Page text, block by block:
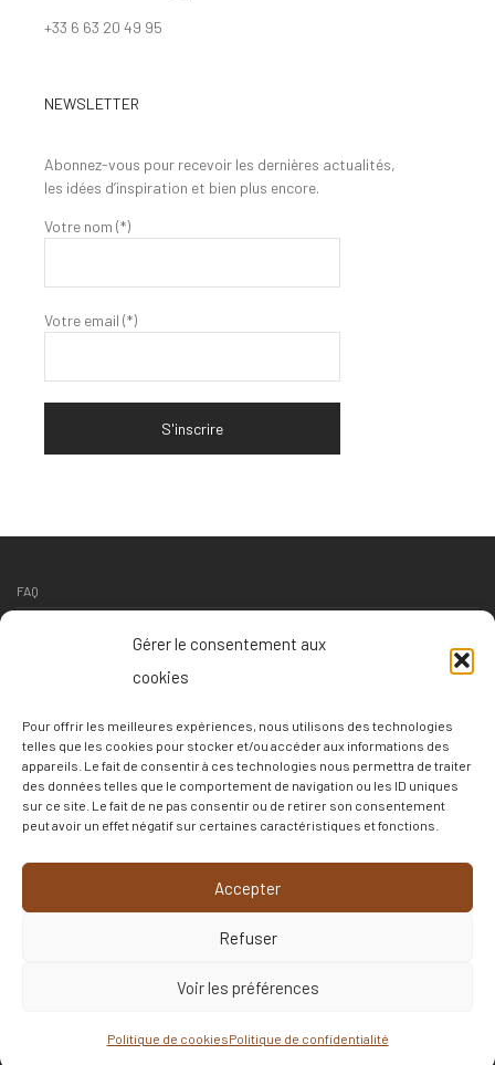
Gérer le consentement aux
cookies
Pour offrir les meilleures expériences, nous utilisons des technologies
telles que les cookies pour stocker et/ou accéder aux informations des
appareils. Le fait de consentir à ces technologies nous permettra de traiter
des données telles que le comportement de navigation ou les ID uniques
sur ce site. Le fait de ne pas consentir ou de retirer son consentement
peut avoir un effet négatif sur certaines caractéristiques et fonctions.
Accepter
Refuser
Voir les préférences
Politique de cookiesPolitique de confidentialité
+33 6 63 20 49 95
NEWSLETTER
Abonnez-vous pour recevoir les dernières actualités,
les idées d’inspiration et bien plus encore.
Votre nom (*)
Votre email (*)
FAQ
Conditions de retour
Politique de confidentialité
Politique de cookies